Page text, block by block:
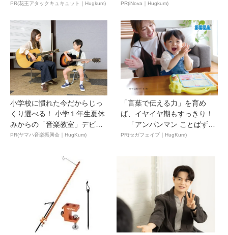
PR(花王アタックキュキュット｜Hugkum) PR(iNova｜Hugkum)
小学校に慣れた今だからじっ
くり選べる！ 小学１年生夏休
みからの「音楽教室」デビ
ュ...
PR(ヤマハ音楽振興会｜HugKum)
「言葉で伝える力」を育め
ば、イヤイヤ期もすっきり！
「アンパンマン ことばずか
ん...
PR(セガフェイブ｜HugKum)